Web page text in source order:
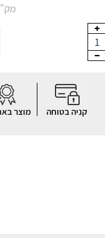
מק"ט
1
קניה בטוחה מוצר